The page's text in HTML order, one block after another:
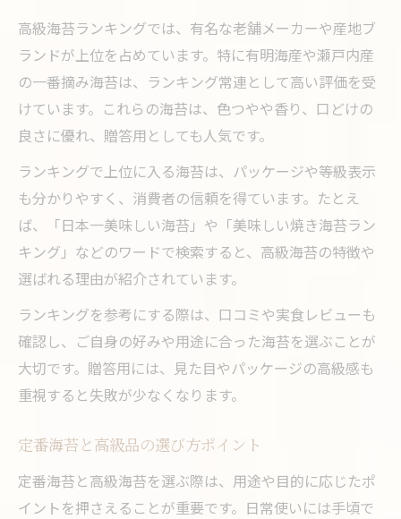
高級海苔ランキングでは、有名な老舗メーカーや産地ブ
ランドが上位を占めています。特に有明海産や瀬戸内産
の一番摘み海苔は、ランキング常連として高い評価を受
けています。これらの海苔は、色つやや香り、口どけの
良さに優れ、贈答用としても人気です。
ランキングで上位に入る海苔は、パッケージや等級表示
も分かりやすく、消費者の信頼を得ています。たとえ
ば、「日本一美味しい海苔」や「美味しい焼き海苔ラン
キング」などのワードで検索すると、高級海苔の特徴や
選ばれる理由が紹介されています。
ランキングを参考にする際は、口コミや実食レビューも
確認し、ご自身の好みや用途に合った海苔を選ぶことが
大切です。贈答用には、見た目やパッケージの高級感も
重視すると失敗が少なくなります。
定番海苔と高級品の選び方ポイント
定番海苔と高級海苔を選ぶ際は、用途や目的に応じたポ
イントを押さえることが重要です。日常使いには手頃で